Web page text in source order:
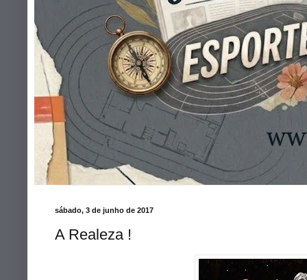
sábado, 3 de junho de 2017
A Realeza !